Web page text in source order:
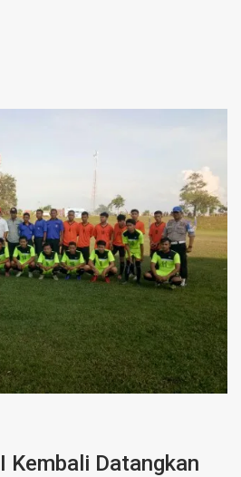
Kembali Datangkan